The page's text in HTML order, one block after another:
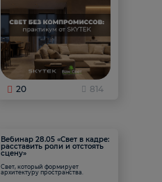
20 814
Вебинар 28.05 «Свет в кадре:
расставить роли и отстоять
сцену»
Свет, который формирует
архитектуру пространства.